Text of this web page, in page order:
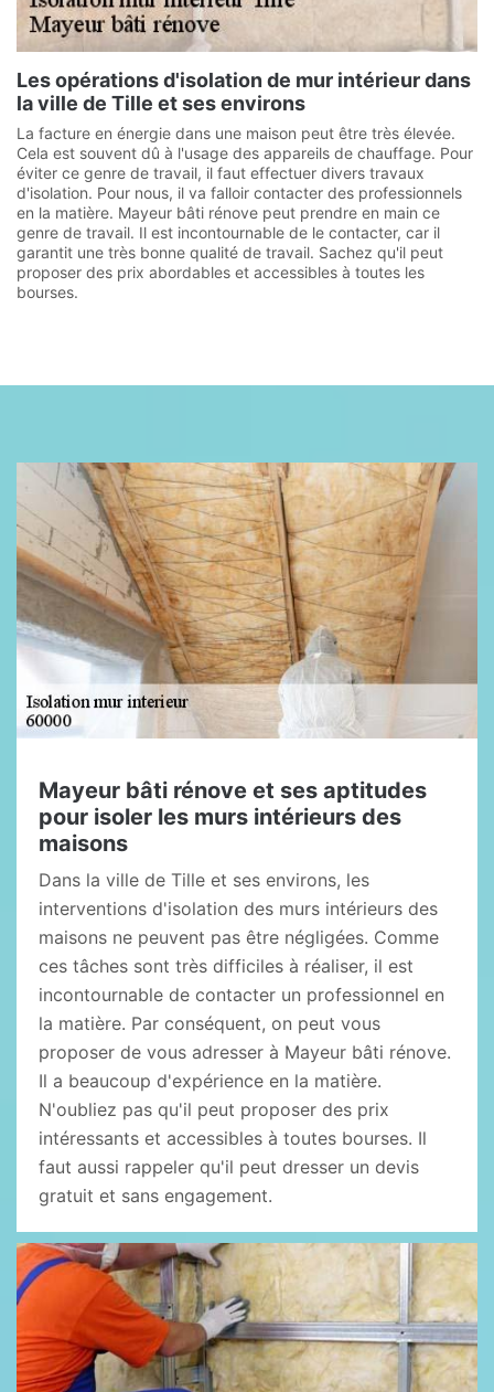
Les opérations d'isolation de mur intérieur dans
la ville de Tille et ses environs
La facture en énergie dans une maison peut être très élevée.
Cela est souvent dû à l'usage des appareils de chauffage. Pour
éviter ce genre de travail, il faut effectuer divers travaux
d'isolation. Pour nous, il va falloir contacter des professionnels
en la matière. Mayeur bâti rénove peut prendre en main ce
genre de travail. Il est incontournable de le contacter, car il
garantit une très bonne qualité de travail. Sachez qu'il peut
proposer des prix abordables et accessibles à toutes les
bourses.
Mayeur bâti rénove et ses aptitudes
pour isoler les murs intérieurs des
maisons
Dans la ville de Tille et ses environs, les
interventions d'isolation des murs intérieurs des
maisons ne peuvent pas être négligées. Comme
ces tâches sont très difficiles à réaliser, il est
incontournable de contacter un professionnel en
la matière. Par conséquent, on peut vous
proposer de vous adresser à Mayeur bâti rénove.
Il a beaucoup d'expérience en la matière.
N'oubliez pas qu'il peut proposer des prix
intéressants et accessibles à toutes bourses. Il
faut aussi rappeler qu'il peut dresser un devis
gratuit et sans engagement.